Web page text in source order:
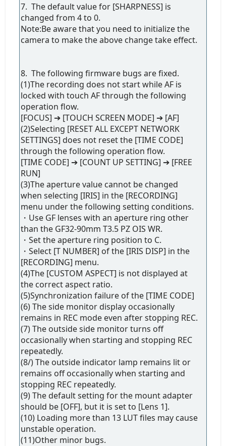
7. The default value for [SHARPNESS] is
changed from 4 to 0.
Note:Be aware that you need to initialize the
camera to make the above change take effect.
8. The following firmware bugs are fixed.
(1)The recording does not start while AF is
locked with touch AF through the following
operation flow.
[FOCUS] ➔ [TOUCH SCREEN MODE] ➔ [AF]
(2)Selecting [RESET ALL EXCEPT NETWORK
SETTINGS] does not reset the [TIME CODE]
through the following operation flow.
[TIME CODE] ➔ [COUNT UP SETTING] ➔ [FREE
RUN]
(3)The aperture value cannot be changed
when selecting [IRIS] in the [RECORDING]
menu under the following setting conditions.
・Use GF lenses with an aperture ring other
than the GF32-90mm T3.5 PZ OIS WR.
・Set the aperture ring position to C.
・Select [T NUMBER] of the [IRIS DISP] in the
[RECORDING] menu.
(4)The [CUSTOM ASPECT] is not displayed at
the correct aspect ratio.
(5)Synchronization failure of the [TIME CODE]
(6) The side monitor display occasionally
remains in REC mode even after stopping REC.
(7) The outside side monitor turns off
occasionally when starting and stopping REC
repeatedly.
(8/) The outside indicator lamp remains lit or
remains off occasionally when starting and
stopping REC repeatedly.
(9) The default setting for the mount adapter
should be [OFF], but it is set to [Lens 1].
(10) Loading more than 13 LUT files may cause
unstable operation.
(11)Other minor bugs.